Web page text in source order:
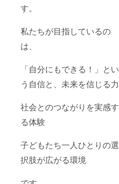
す。
私たちが目指しているの
は、
「自分にもできる！」とい
う自信と、未来を信じる力
社会とのつながりを実感す
る体験
子どもたち一人ひとりの選
択肢が広がる環境